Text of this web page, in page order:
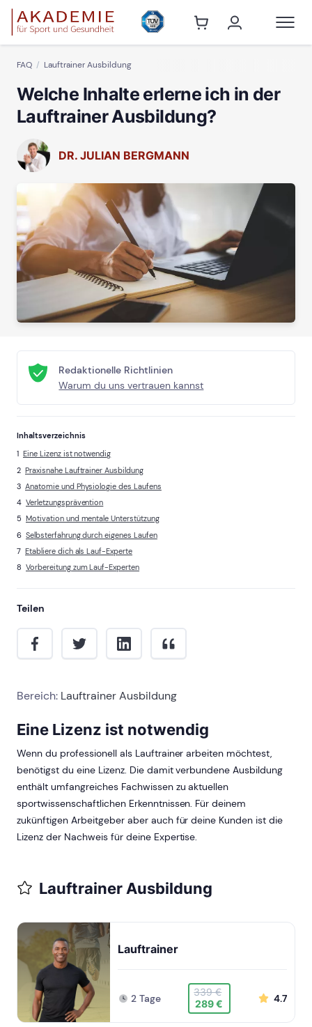
FAQ Lauftrainer Ausbildung
Welche Inhalte erlerne ich in der
Lauftrainer Ausbildung?
DR. JULIAN BERGMANN
Redaktionelle Richtlinien
Warum du uns vertrauen kannst
Inhaltsverzeichnis
Eine Lizenz ist notwendig
Praxisnahe Lauftrainer Ausbildung
Anatomie und Physiologie des Laufens
Verletzungsprävention
Motivation und mentale Unterstützung
Selbsterfahrung durch eigenes Laufen
Etabliere dich als Lauf-Experte
Vorbereitung zum Lauf-Experten
Teilen
Bereich: Lauftrainer Ausbildung
Eine Lizenz ist notwendig
Wenn du professionell als Lauftrainer arbeiten möchtest,
benötigst du eine Lizenz. Die damit verbundene Ausbildung
enthält umfangreiches Fachwissen zu aktuellen
sportwissenschaftlichen Erkenntnissen. Für deinem
zukünftigen Arbeitgeber aber auch für deine Kunden ist die
Lizenz der Nachweis für deine Expertise.
Lauftrainer Ausbildung
Lauftrainer
2 Tage
339 €
289 €
4.7